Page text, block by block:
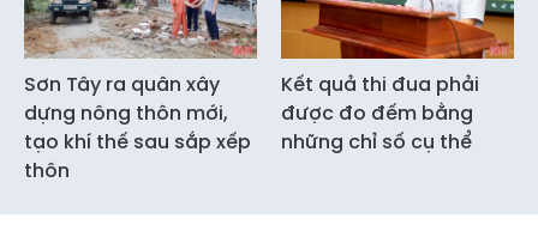
Sơn Tây ra quân xây
dựng nông thôn mới,
tạo khí thế sau sắp xếp
thôn
Kết quả thi đua phải
được đo đếm bằng
những chỉ số cụ thể